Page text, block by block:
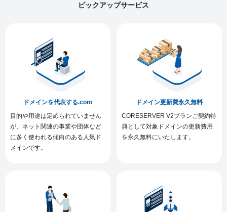
ピックアップサービス
ドメインを代表する.com
目的や用途は定められていません
が、ネット関連の事業や団体など
に多く使われる傾向のある人気ド
メインです。
ドメイン更新費永久無料
CORESERVER V2プランご契約特
典として対象ドメインの更新費用
を永久無料にいたします。